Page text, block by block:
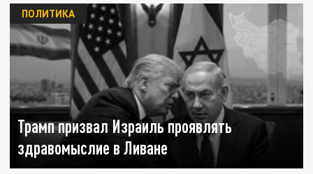
Трамп призвал Израиль проявлять
здравомыслие в Ливане
ПОЛИТИКА